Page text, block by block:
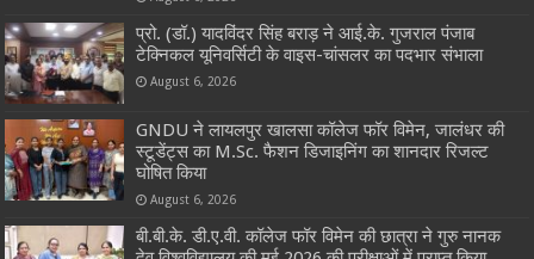
प्रो. (डॉ.) यादविंदर सिंह बराड़ ने आई.के. गुजराल पंजाब
टेक्निकल यूनिवर्सिटी के वाइस-चांसलर का पदभार संभाला
August 6, 2026
GNDU ने लायलपुर खालसा कॉलेज फॉर विमेन, जालंधर की
स्टूडेंट्स का M.Sc. फैशन डिजाइनिंग का शानदार रिजल्ट
घोषित किया
August 6, 2026
बी.बी.के. डी.ए.वी. कॉलेज फॉर विमेन की छात्रा ने गुरु नानक